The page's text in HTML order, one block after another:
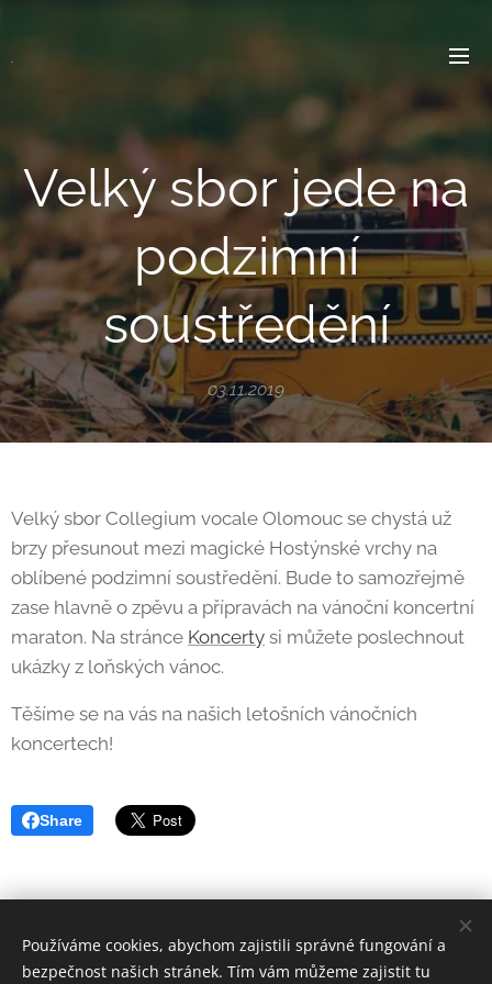
Velký sbor jede na
podzimní
soustředění
03.11.2019
Velký sbor Collegium vocale Olomouc se chystá už
brzy přesunout mezi magické Hostýnské vrchy na
oblíbené podzimní soustředění. Bude to samozřejmě
zase hlavně o zpěvu a přípravách na vánoční koncertní
maraton. Na stránce Koncerty si můžete poslechnout
ukázky z loňských vánoc.
Těšíme se na vás na našich letošních vánočních
koncertech!
Share
Používáme cookies, abychom zajistili správné fungování a
bezpečnost našich stránek. Tím vám můžeme zajistit tu